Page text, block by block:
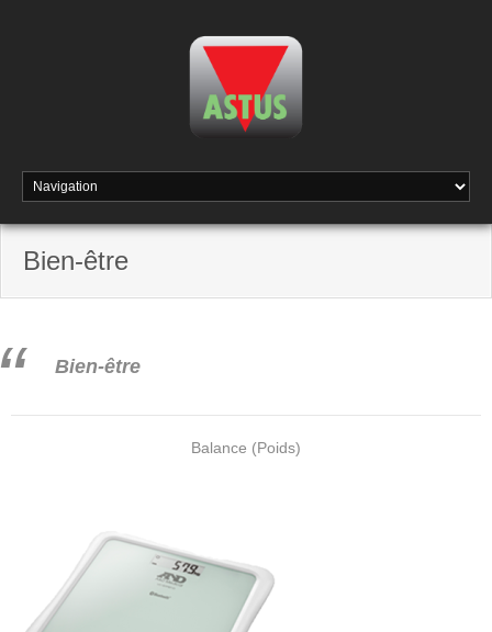
Bien-être
Bien-être
Balance (Poids)